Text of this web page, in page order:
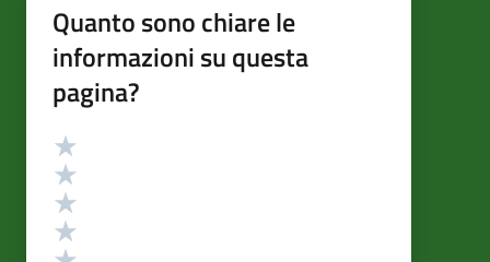
Quanto sono chiare le
informazioni su questa
pagina?
Valutazione